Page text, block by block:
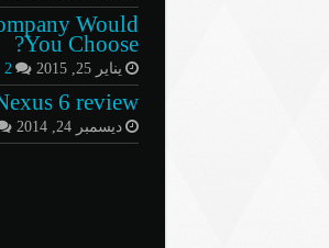
Would
You Choose?
يناير 25, 2015 2
6 review
ديسمبر 24, 2014